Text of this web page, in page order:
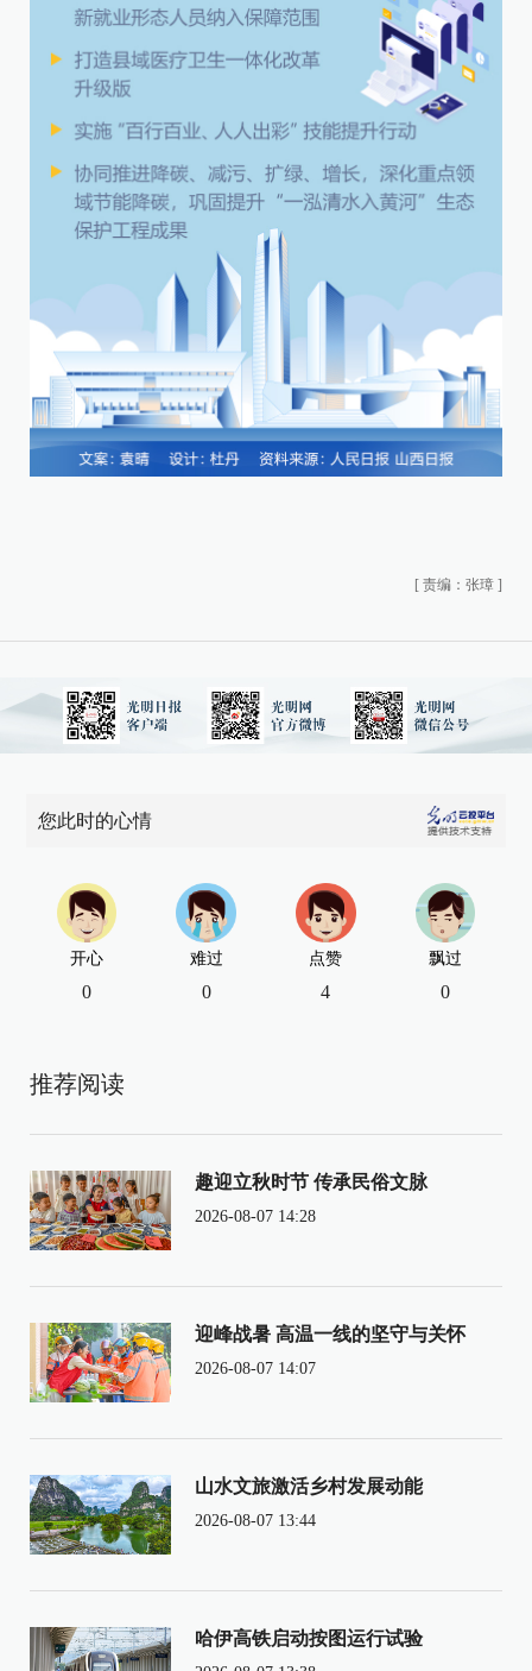
[ 责编：张璋 ]
您此时的心情
开心
0
难过
0
点赞
4
飘过
0
推荐阅读
趣迎立秋时节 传承民俗文脉
2026-08-07 14:28
迎峰战暑 高温一线的坚守与关怀
2026-08-07 14:07
山水文旅激活乡村发展动能
2026-08-07 13:44
哈伊高铁启动按图运行试验